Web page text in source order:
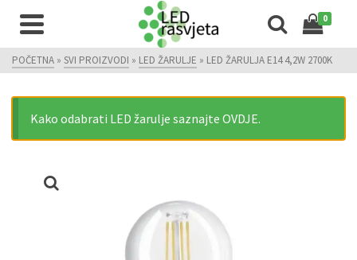
0
POČETNA » SVI PROIZVODI » LED ŽARULJE » LED ŽARULJA E14 4,2W 2700K
Kako odabrati LED žarulje saznajte OVDJE.